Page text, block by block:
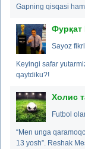
Gapning qisqasi ham
Фурқат
Sayoz
Keyingi safar
qaytdiku?!
Холис
Futbol
“Men unga
13 yosh”. Reshak